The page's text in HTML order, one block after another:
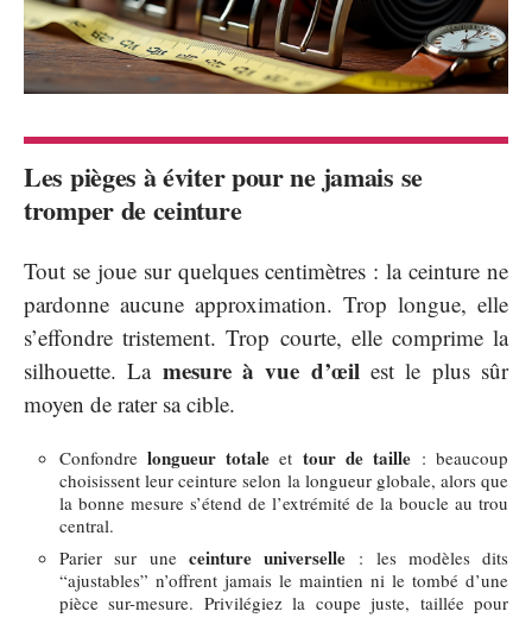
Les pièges à éviter pour ne jamais se
tromper de ceinture
Tout se joue sur quelques centimètres : la ceinture ne
pardonne aucune approximation. Trop longue, elle
s’effondre tristement. Trop courte, elle comprime la
silhouette. La mesure à vue d’œil est le plus sûr
moyen de rater sa cible.
Confondrelongueur totale et tour de taille: beaucoup
choisissent leur ceinture selon la longueur globale, alors que
la bonne mesure s’étend de l’extrémité de la boucle au trou
central.
Parier sur une ceinture universelle : les modèles dits
“ajustables” n’offrent jamais le maintien ni le tombé d’une
pièce sur-mesure. Privilégiez la coupe juste, taillée pour